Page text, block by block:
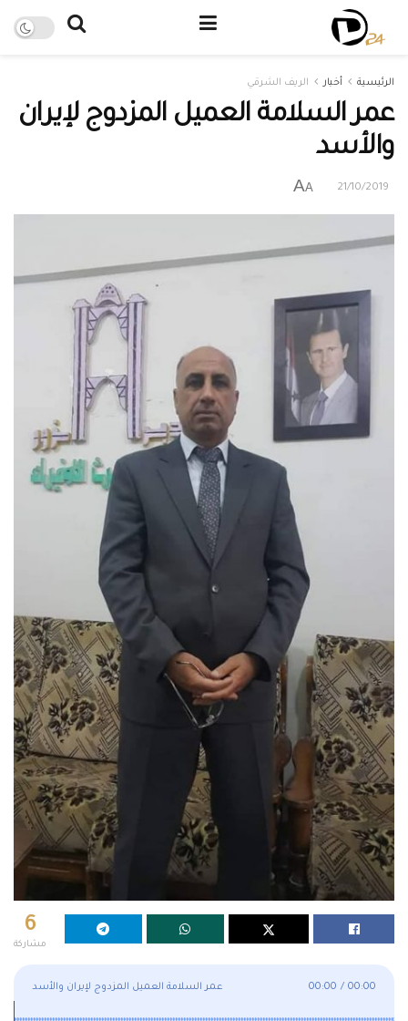
الرئيسية أخبار الريف الشرقي
عمر السلامة العميل المزدوج لإيران
والأسد
21/10/2019
A
A
6
مشاركة
عمر السلامة العميل المزدوج لإيران والأسد 00:00 / 00:00